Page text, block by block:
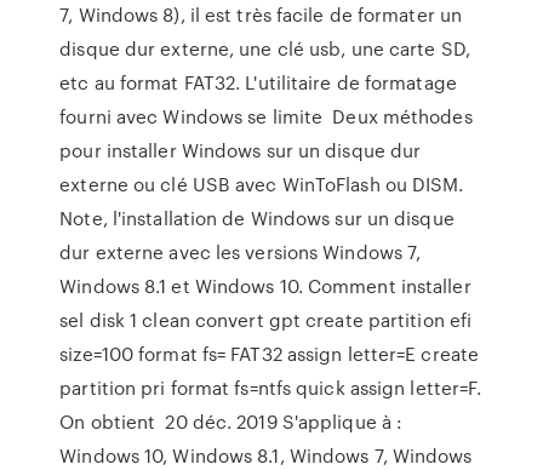
7, Windows 8), il est très facile de formater un
disque dur externe, une clé usb, une carte SD,
etc au format FAT32. L'utilitaire de formatage
fourni avec Windows se limite Deux méthodes
pour installer Windows sur un disque dur
externe ou clé USB avec WinToFlash ou DISM.
Note, l'installation de Windows sur un disque
dur externe avec les versions Windows 7,
Windows 8.1 et Windows 10. Comment installer
sel disk 1 clean convert gpt create partition efi
size=100 format fs= FAT32 assign letter=E create
partition pri format fs=ntfs quick assign letter=F.
On obtient 20 déc. 2019 S'applique à :
Windows 10, Windows 8.1, Windows 7, Windows